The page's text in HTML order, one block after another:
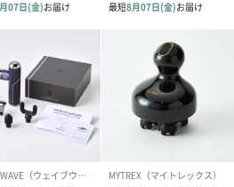
ください。
でもOK。使用時間は1回10分としてく
水型ではありません。
和感を感じた場合はすぐに使用を止め、
様子をしっかりチェックしてください。
プション情報